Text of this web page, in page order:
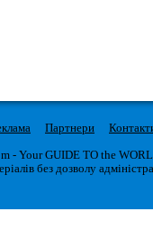
Партнери
- Your GUIDE TO the
без дозволу